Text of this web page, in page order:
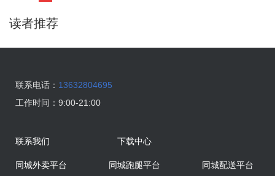
读者推荐
联系电话： 13632804695
工作时间： 9:00-21:00
联系我们 下载中心
同城外卖平台 同城跑腿平台 同城配送平台